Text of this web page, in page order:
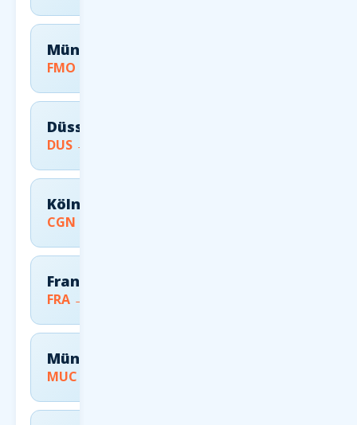
Münster
FMO → FCO
Düsseldorf
DUS → FCO
Köln/Bonn
CGN → FCO
Frankfurt
FRA → FCO
München
MUC → FCO